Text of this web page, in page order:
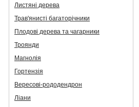
Листяні дерева
Трав'янисті багаторічники
Плодові дерева та чагарники
Троянди
Магнолія
Гортензія
Вересові-рододендрон
Ліани